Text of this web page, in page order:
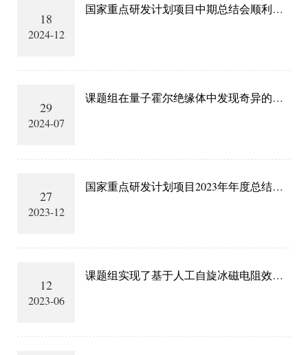
18
2024-12
国家重点研发计划项目中期总结会顺利召
29
2024-07
课题组在量子霍尔绝缘体中发现奇异的非
27
2023-12
国家重点研发计划项目2023年年度总结会
12
2023-06
课题组实现了基于人工自旋冰磁电阻效应